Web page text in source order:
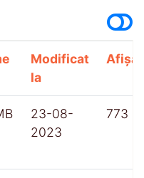
Modificat
la
23-08-
2023
773